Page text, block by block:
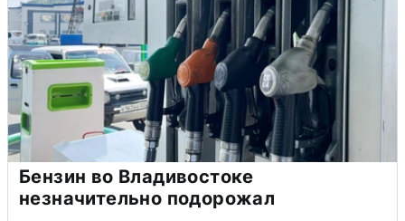
Бензин во Владивостоке
незначительно подорожал